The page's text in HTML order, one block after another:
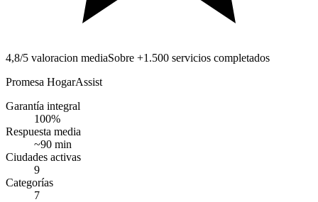
4,8/5 valoracion mediaSobre +1.500 servicios completados
Promesa HogarAssist
Garantía integral
100%
Respuesta media
~90 min
Ciudades activas
9
Categorías
7